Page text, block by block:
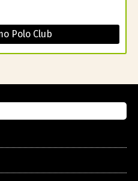
Polo Club